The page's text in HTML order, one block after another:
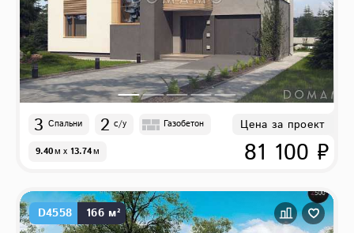
3 Спальни 2 с/у Газобетон
9.40м x 13.74м
Цена за проект
81 100 ₽
D4558 166 м²